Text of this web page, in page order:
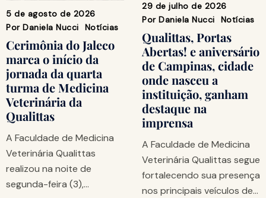
5 de agosto de 2026
Por Daniela Nucci Notícias
Cerimônia do Jaleco
marca o início da
jornada da quarta
turma de Medicina
Veterinária da
Qualittas
A Faculdade de Medicina
Veterinária Qualittas
realizou na noite de
segunda-feira (3),…
29 de julho de 2026
Por Daniela Nucci Notícias
Qualittas, Portas
Abertas! e aniversário
de Campinas, cidade
onde nasceu a
instituição, ganham
destaque na
imprensa
A Faculdade de Medicina
Veterinária Qualittas segue
fortalecendo sua presença
nos principais veículos de…